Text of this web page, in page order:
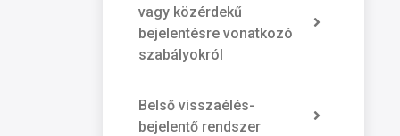
vagy közérdekű
bejelentésre vonatkozó
szabályokról
Belső visszaélés-
bejelentő rendszer